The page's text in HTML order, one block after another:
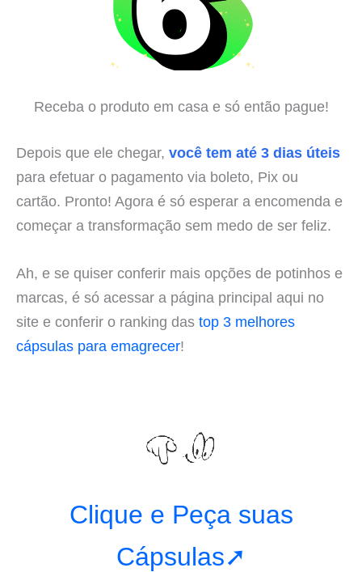
Receba o produto em casa e só então pague!
Depois que ele chegar, você tem até 3 dias úteis
para efetuar o pagamento via boleto, Pix ou
cartão. Pronto! Agora é só esperar a encomenda e
começar a transformação sem medo de ser feliz.
Ah, e se quiser conferir mais opções de potinhos e
marcas, é só acessar a página principal aqui no
site e conferir o ranking das top 3 melhores
cápsulas para emagrecer!
Clique e Peça suas
Cápsulas➚